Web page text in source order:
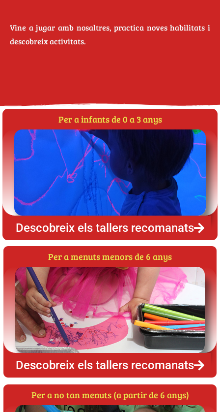
Vine a jugar amb nosaltres, practica noves habilitats i
descobreix activitats.
Per a infants de 0 a 3 anys
Descobreix els tallers recomanats
Per a menuts menors de 6 anys
Descobreix els tallers recomanats
Per a no tan menuts (a partir de 6 anys)